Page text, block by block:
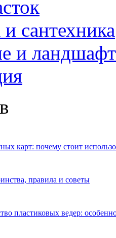
сантехника
и
карт: почему стоит
правила и советы
пластиковых ведер: